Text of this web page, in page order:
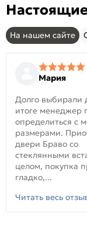
На нашем сайте
Мария
Долго выбирали
итоге менеджер
определиться с
размерами.
двери Браво со
стеклянными
целом, покупка
гладко,...
Читать весь